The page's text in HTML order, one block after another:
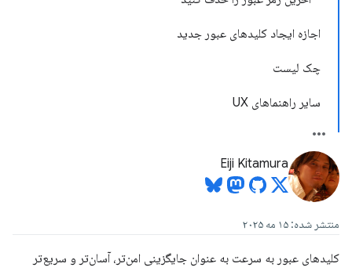
اجازه ایجاد کلیدهای عبور جدید
چک لیست
سایر راهنماهای UX
Eiji Kitamura
منتشر شده: ۱۵ مه ۲۰۲۵
کلیدهای عبور به سرعت به عنوان جایگزینی امن‌تر، آسان‌تر و سریع‌تر